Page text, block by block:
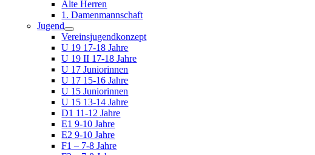
Alte Herren
1. Damenmannschaft
Jugend
Vereinsjugendkonzept
U 19 17-18 Jahre
U 19 II 17-18 Jahre
U 17 Juniorinnen
U 17 15-16 Jahre
U 15 Juniorinnen
U 15 13-14 Jahre
D1 11-12 Jahre
E1 9-10 Jahre
E2 9-10 Jahre
F1 – 7-8 Jahre